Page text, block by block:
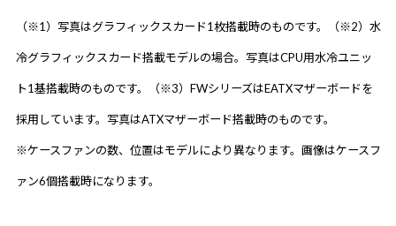
（※1）写真はグラフィックスカード1枚搭載時のものです。（※2）水
冷グラフィックスカード搭載モデルの場合。写真はCPU用水冷ユニッ
ト1基搭載時のものです。（※3）FWシリーズはEATXマザーボードを
採用しています。写真はATXマザーボード搭載時のものです。
※ケースファンの数、位置はモデルにより異なります。画像はケースフ
ァン6個搭載時になります。